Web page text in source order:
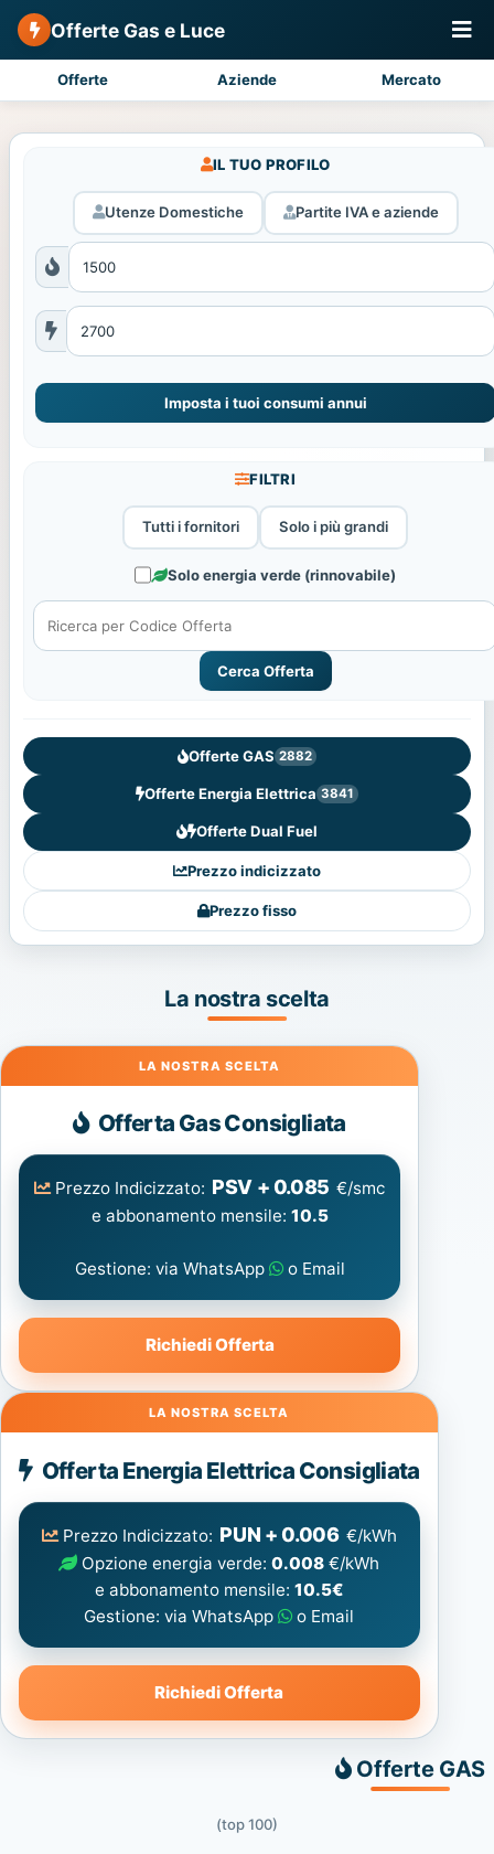
Offerte Gas e Luce
Offerte Aziende Mercato
IL TUO PROFILO
Utenze Domestiche Partite IVA e aziende
Imposta i tuoi consumi annui
FILTRI
Tutti i fornitori Solo i più grandi
Solo energia verde (rinnovabile)
Cerca Offerta
Offerte GAS 2882
Offerte Energia Elettrica 3841
Offerte Dual Fuel
Prezzo indicizzato
Prezzo fisso
La nostra scelta
Gas
Offerta Gas Consigliata
Prezzo Indicizzato: PSV + 0.085 €/smc
e abbonamento mensile: 10.5
Gestione: via WhatsApp o Email
Richiedi Offerta
Energia
Elettrica
consigliata
Offerta Energia Elettrica Consigliata
Prezzo Indicizzato: PUN + 0.006 €/kWh
Opzione energia verde:0.008 €/kWh
e abbonamento mensile: 10.5€
Gestione: via WhatsApp
o Email
Richiedi Offerta
Offerte GAS
(top 100)